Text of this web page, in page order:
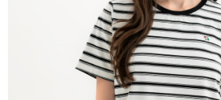
每筆NT$120，滿NT$1,500(含以上)免運費